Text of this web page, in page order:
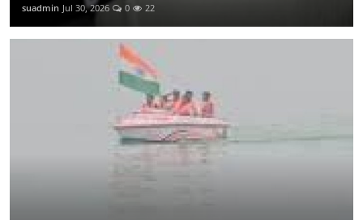
suadmin Jul 30, 2026 0 22